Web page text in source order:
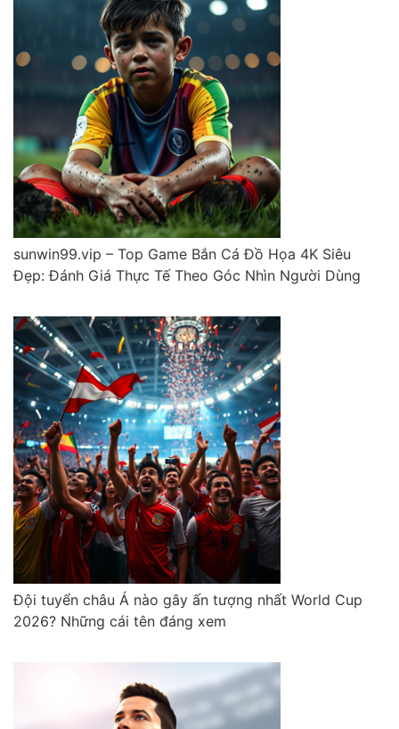
sunwin99.vip – Top Game Bắn Cá Đồ Họa 4K Siêu
Đẹp: Đánh Giá Thực Tế Theo Góc Nhìn Người Dùng
Đội tuyển châu Á nào gây ấn tượng nhất World Cup
2026? Những cái tên đáng xem